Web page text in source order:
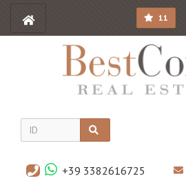
11
+39 3382616725